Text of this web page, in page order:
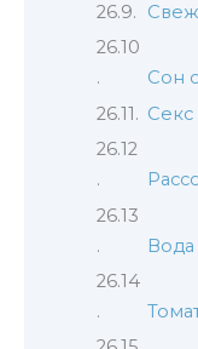
Сон
Секс
Вода